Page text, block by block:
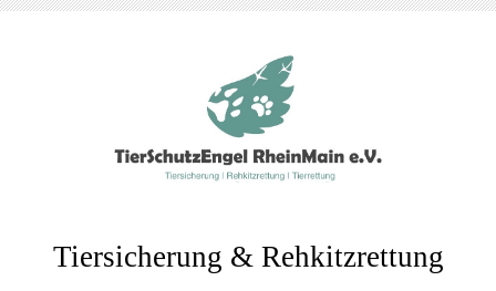
Tiersicherung & Rehkitzrettung